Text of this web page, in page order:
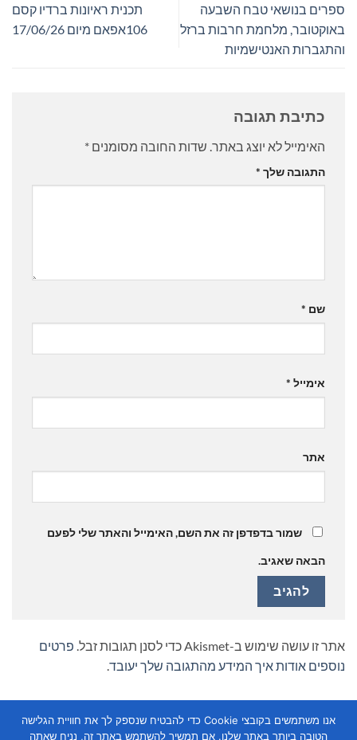
ספרים בנושאי טבח השבעה
באוקטובר, מלחמת חרבות ברזל
והתגברות האנטישמיות
תכנית ראיונות ברדיו קסם
106אפאם מיום 17/06/26
כתיבת תגובה
האימייל לא יוצג באתר. שדות החובה מסומנים *
התגובה שלך *
שם *
אימייל *
אתר
שמור בדפדפן זה את השם, האימייל והאתר שלי לפעם
הבאה שאגיב.
אתר זו עושה שימוש ב-Akismet כדי לסנן תגובות זבל.
פרטים
נוספים אודות איך המידע מהתגובה שלך יעובד.
אנו משתמשים בקובצי Cookie כדי להבטיח שנספק לך את חוויית הגלישה
הטובה ביותר באתר שלנו. אם תמשיך להשתמש באתר זה, נניח שאתה